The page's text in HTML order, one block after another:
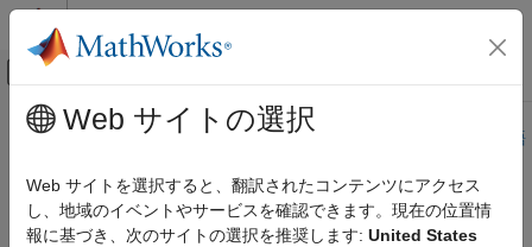
コンテンツへスキップ
オフキャンバス ナビゲーション メ
ドキュメンテーションのホーム
カテゴリ
Data Acquisition Toolbox
メインコンテンツ
このページは機械翻訳を使用して翻訳されました。最新版の英語
Instrument Control Toolbox
Web サイトの選択
Web サイトを選択すると、翻訳されたコンテンツにアクセス
し、地域のイベントやサービスを確認できます。現在の位置情
報に基づき、次のサイトの選択を推奨します: United States